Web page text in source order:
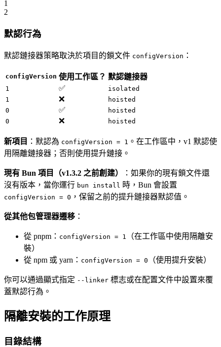
1
2
默認行為
默認鏈接器策略取決於項目的鎖文件 configVersion ：
configVersion 使用工作區？ 默認鏈接器
1 ✅
isolated
1
❌
hoisted
0
✅
hoisted
0
❌ hoisted
新項目 ：默認為 configVersion = 1 。在工作區中，v1 默認使
用隔離鏈接器；否則使用提升鏈接。
現有 Bun 項目（v1.3.2 之前創建）
：如果你的現有鎖文件還
沒有版本，當你運行 bun install 時，Bun 會設置
configVersion = 0 ，保留之前的提升鏈接器默認值。
從其他包管理器遷移 ：
從 pnpm： configVersion = 1
（在工作區中使用隔離安
裝）
從 npm 或 yarn： configVersion = 0 （使用提升安裝）
你可以通過顯式指定 --linker 標志或在配置文件中設置來覆
蓋默認行為。
隔離安裝的工作原理
目錄結構